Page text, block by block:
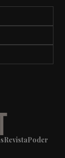
RevistaPoder